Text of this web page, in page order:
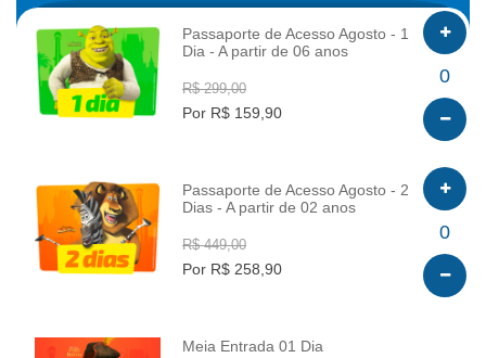
INFO
Passaporte de Acesso Agosto - 1
Dia - A partir de 06 anos
R$ 299,00
Por R$ 159,90
0
INFO
Passaporte de Acesso Agosto - 2
Dias - A partir de 02 anos
R$ 449,00
Por R$ 258,90
0
Meia Entrada 01 Dia